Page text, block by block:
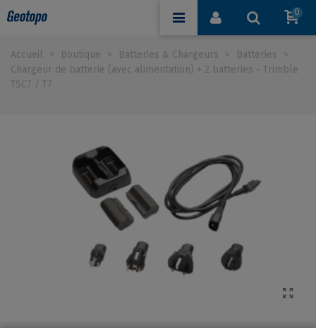
0
Accueil > Boutique > Batteries & Chargeurs > Batteries
>
Chargeur de batterie (avec alimentation) + 2 batteries - Trimble
TSC7 / T7